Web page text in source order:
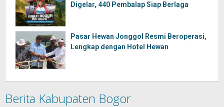
Digelar, 440 Pembalap Siap Berlaga
Pasar Hewan Jonggol Resmi Beroperasi,
Lengkap dengan Hotel Hewan
Berita Kabupaten Bogor